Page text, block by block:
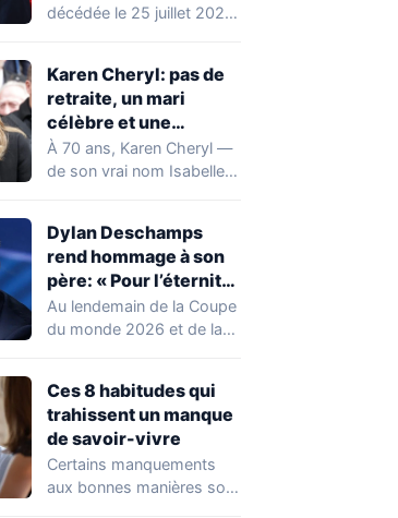
reverrait plus»
décédée le 25 juillet 2026,
Karen Cheryl: pas de
retraite, un mari
célèbre et une
chirurgie assumée
À 70 ans, Karen Cheryl —
de son vrai nom Isabelle
Dylan Deschamps
rend hommage à son
père: « Pour l’éternité,
merci papa »
Au lendemain de la Coupe
du monde 2026 et de la
Ces 8 habitudes qui
trahissent un manque
de savoir-vivre
Certains manquements
aux bonnes manières sont